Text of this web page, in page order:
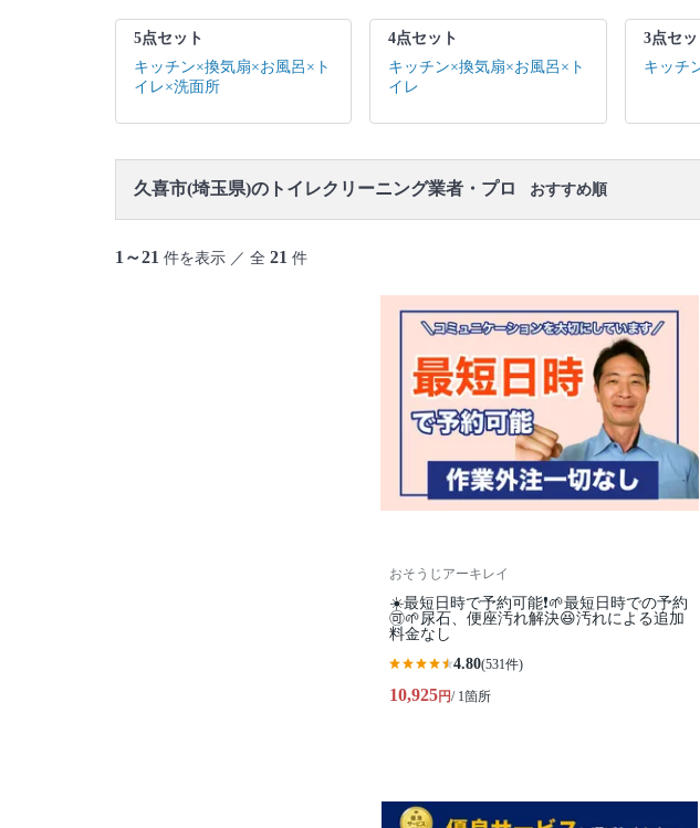
もご参照くだ
ります。
5点セット
キッチン×換気扇×お風呂×ト
イレ×洗面所
4点セット
キッチン×換気扇×お風呂×ト
イレ
3点セッ
キッチ
久喜市(埼玉県)のトイレクリーニング業者・プロ おすすめ順
1～21 件を表示 ／ 全 21 件
おそうじアーキレイ
☀️最短日時で予約可能❗🌱最短日時での予約
🉑🌱尿石、便座汚れ解決😆汚れによる追加
料金なし
4.80(531件)
10,925円/ 1箇所